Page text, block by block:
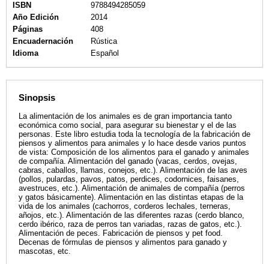
ISBN
9788494285059
Año Edición
2014
Páginas
408
Encuadernación
Rústica
Idioma
Español
Sinopsis
La alimentación de los animales es de gran importancia tanto
económica como social, para asegurar su bienestar y el de las
personas. Este libro estudia toda la tecnología de la fabricación de
piensos y alimentos para animales y lo hace desde varios puntos
de vista: Composición de los alimentos para el ganado y animales
de compañía. Alimentación del ganado (vacas, cerdos, ovejas,
cabras, caballos, llamas, conejos, etc.). Alimentación de las aves
(pollos, pulardas, pavos, patos, perdices, codornices, faisanes,
avestruces, etc.). Alimentación de animales de compañía (perros
y gatos básicamente). Alimentación en las distintas etapas de la
vida de los animales (cachorros, corderos lechales, terneras,
añojos, etc.). Alimentación de las diferentes razas (cerdo blanco,
cerdo ibérico, raza de perros tan variadas, razas de gatos, etc.).
Alimentación de peces. Fabricación de piensos y pet food.
Decenas de fórmulas de piensos y alimentos para ganado y
mascotas, etc.